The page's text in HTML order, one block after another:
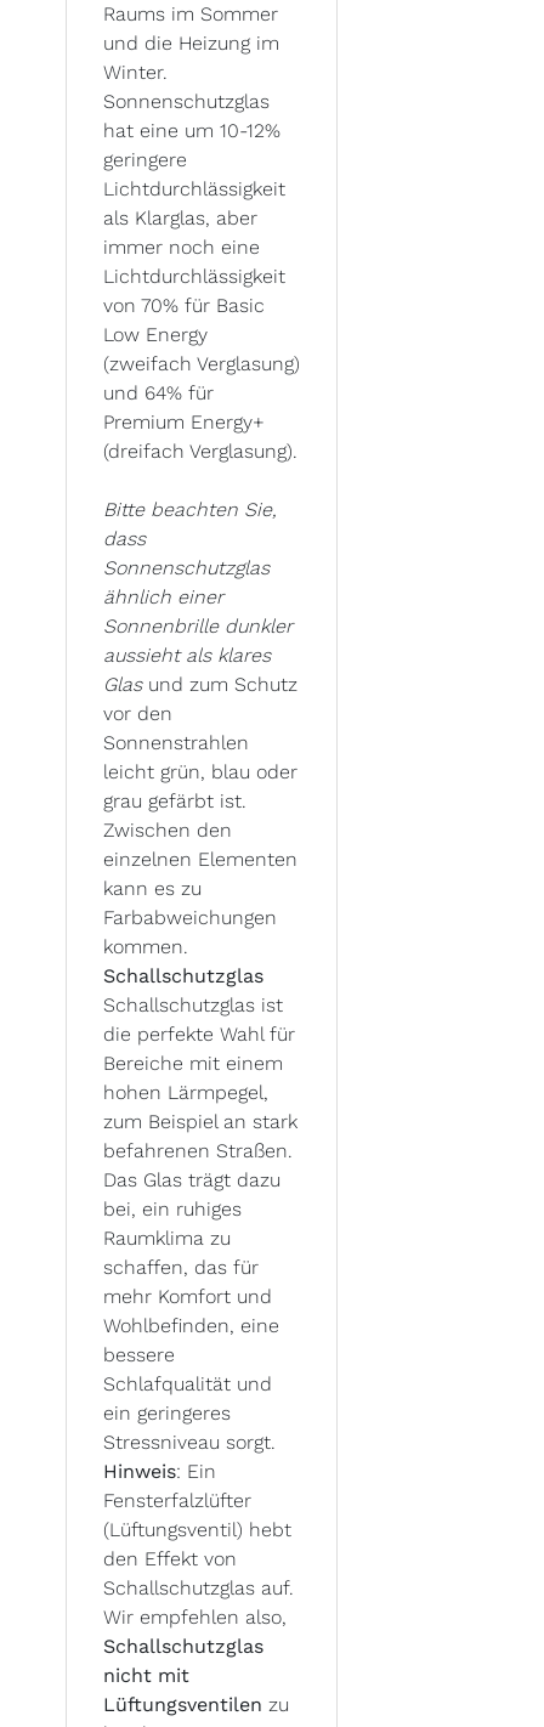
Raums im Sommer
und die Heizung im
Winter.
Sonnenschutzglas
hat eine um 10-12%
geringere
Lichtdurchlässigkeit
als Klarglas, aber
immer noch eine
Lichtdurchlässigkeit
von 70% für Basic
Low Energy
(zweifach Verglasung)
und 64% für
Premium Energy+
(dreifach Verglasung).
Bitte beachten Sie,
dass
Sonnenschutzglas
ähnlich einer
Sonnenbrille dunkler
aussieht als klares
Glasund zum Schutz
vor den
Sonnenstrahlen
leicht grün, blau oder
grau gefärbt ist.
Zwischen den
einzelnen Elementen
kann es zu
Farbabweichungen
kommen.
Schallschutzglas
Schallschutzglas ist
die perfekte Wahl für
Bereiche mit einem
hohen Lärmpegel,
zum Beispiel an stark
befahrenen Straßen.
Das Glas trägt dazu
bei, ein ruhiges
Raumklima zu
schaffen, das für
mehr Komfort und
Wohlbefinden, eine
bessere
Schlafqualität und
ein geringeres
Stressniveau sorgt.
Hinweis: Ein
Fensterfalzlüfter
(Lüftungsventil) hebt
den Effekt von
Schallschutzglas auf.
Wir empfehlen also,
Schallschutzglas
nicht mit
Lüftungsventilen zu